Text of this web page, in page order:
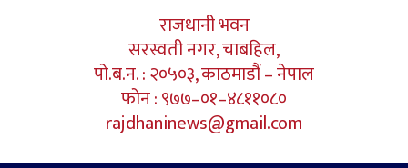
राजधानी भवन
सरस्वती नगर, चाबहिल,
पो.ब.न. : २०५०३, काठमाडौं – नेपाल
फोन : ९७७–०१–४८११०८०
rajdhaninews@gmail.com